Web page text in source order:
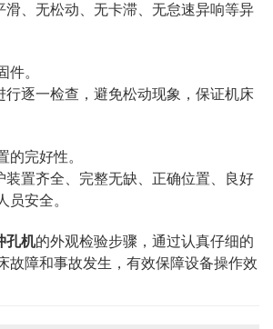
滑、无松动、无卡滞、无怠速异响等异
件。
行逐一检查，避免松动现象，保证机床
的完好性。
装置齐全、完整无缺、正确位置、良好
员安全。
孔机的外观检验步骤，通过认真仔细的
故障和事故发生，有效保障设备操作效